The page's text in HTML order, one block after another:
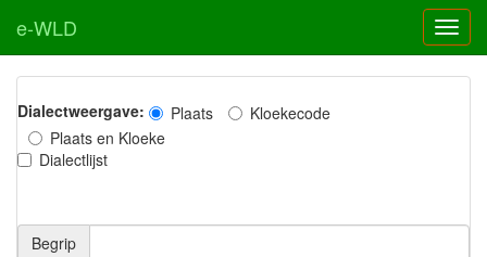
e-WLD
Dialectweergave: Plaats
Kloekecode
Plaats en Kloeke
Dialectlijst
Begrip